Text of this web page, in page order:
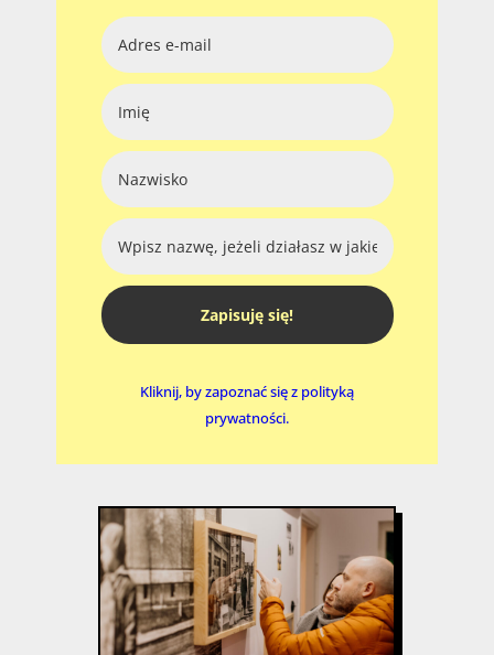
Zapisuję się!
Kliknij, by zapoznać się z polityką
prywatności.